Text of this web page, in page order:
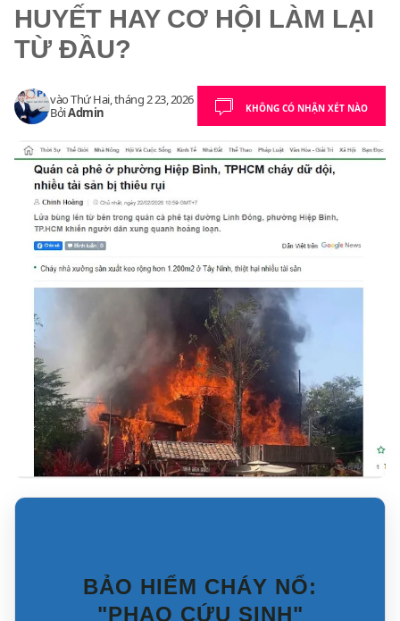
HUYẾT HAY CƠ HỘI LÀM LẠI
TỪ ĐẦU?
vàoThứ Hai, tháng 2 23, 2026
BởiAdmin KHÔNG CÓ NHẬN XÉT NÀO
BẢO HIỂM CHÁY NỔ:
"PHAO CỨU SINH"